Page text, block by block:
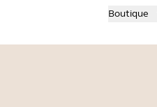
Boutique